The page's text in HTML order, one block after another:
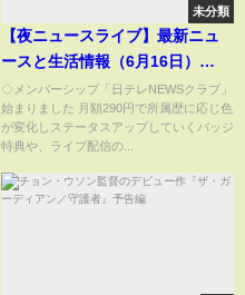
未分類
【夜ニュースライブ】最新ニュ
ースと生活情報（6月16日）
──THE LATEST NEWS
SUMMARY（日テレNEWS
LIVE）
◇メンバーシップ「日テレNEWSクラブ」
始まりました 月額290円で所属歴に応じ色
が変化しステータスアップしていくバッジ
特典や、ライブ配信の...